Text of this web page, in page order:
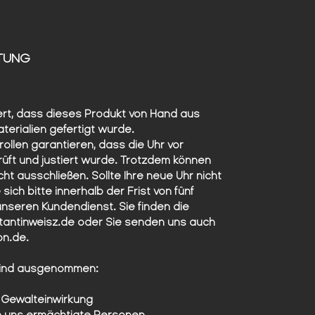
uhrmacherische Meisterleistung, die
vollskelettierte Werk sind sämtliche
Hebel, Wellen und Zahnräder sichtbar
– eine faszinierende Inszenierung
mechanischer Perfektion.
Doch diese Uhr beeindruckt nicht nur
durch ihr außergewöhnliches
Uhrwerk. Mit einer Gangreserve von
120 Stunden übertrifft sie selbst viele
solche Spitzenleistungen ein
Vielfaches verlangen. Als
besonderes Highlight dreht sich auf
dass dieses Produkt von Hand aus
gefertigt wurde.
garantieren, dass die Uhr vor
und justiert wurde. Trotzdem können
ausschließen. Sollte Ihre neue Uhr nicht
bitte innerhalb der Frist von fünf
Kundendienst. Sie finden die
oder Sie senden uns auch
ausgenommen: